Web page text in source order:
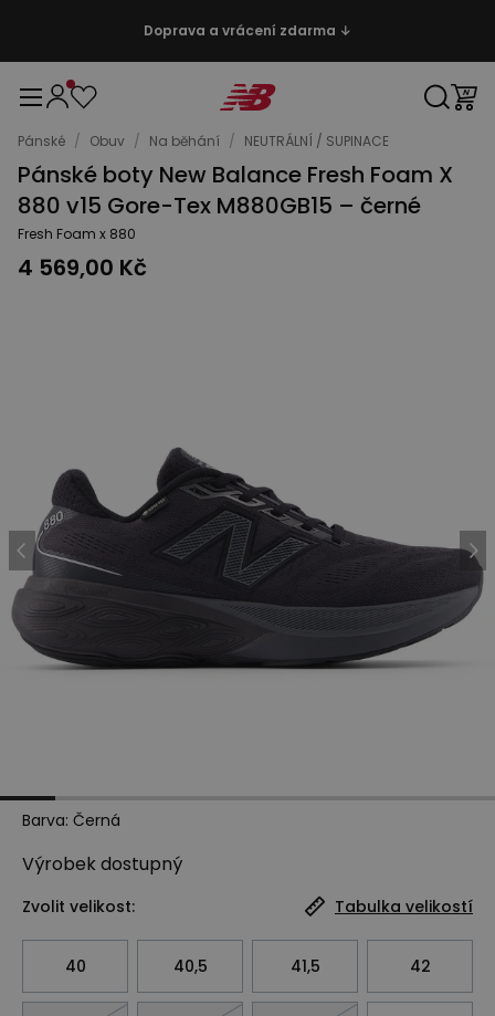
Doprava a vrácení zdarma ↓
Pánské / Obuv / Na běhání / NEUTRÁLNÍ / SUPINACE
Pánské boty New Balance Fresh Foam X
880 v15 Gore-Tex M880GB15 – černé
Fresh Foam x 880
4 569,00 Kč
Barva: Černá
Výrobek dostupný
Zvolit velikost: Tabulka velikostí
40 40,5 41,5 42